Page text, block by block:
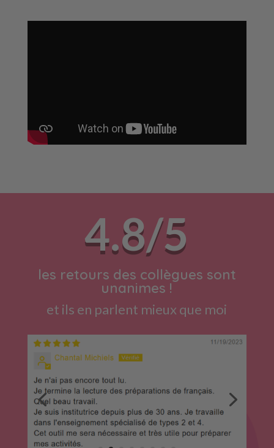
4.8/5
les retours des collègues sont
unanimes !
et ils en parlent mieux que moi